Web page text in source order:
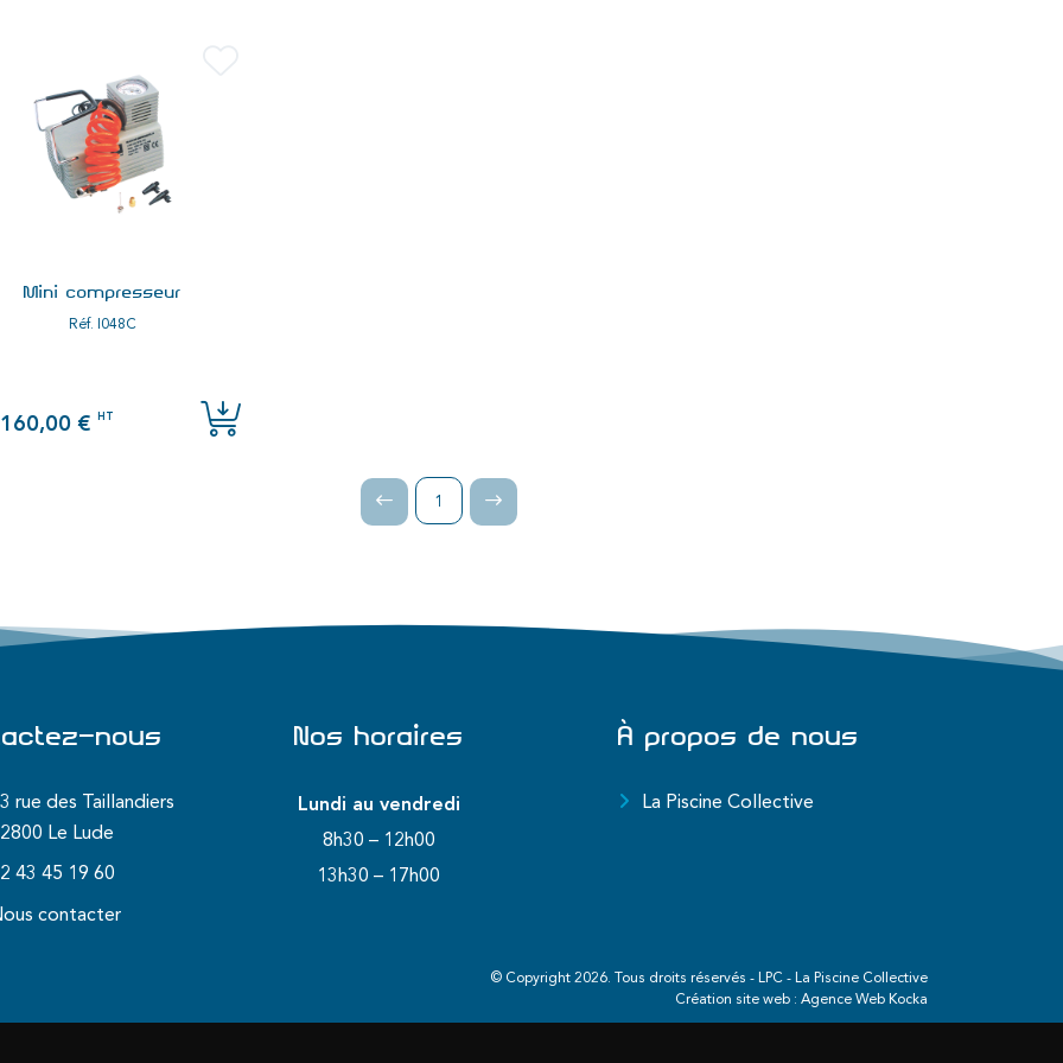
Mini compresseur
Réf. I048C
160,00 € HT
1
nous
rue des Taillandiers
Le Lude
43 45 19 60
contacter
Nos horaires
Lundi au vendredi
8h30 – 12h00
13h30 – 17h00
À propos de nous
La Piscine Collective
© Copyright 2026. Tous droits réservés - LPC - La Piscine Collective
Création site web : Agence Web Kocka